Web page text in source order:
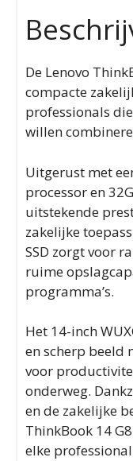
De Lenovo
compacte
professionals
willen
Uitgerust met
processor en
uitstekende
zakelijke
SSD zorgt voor
ruime
programma’s.
Het 14-inch
en scherp beeld
voor
onderweg.
en de zakelijke
ThinkBook 14
elke